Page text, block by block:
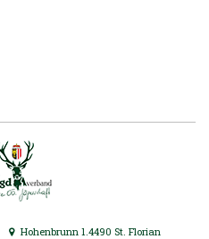
Hohenbrunn 1.4490 St. Florian